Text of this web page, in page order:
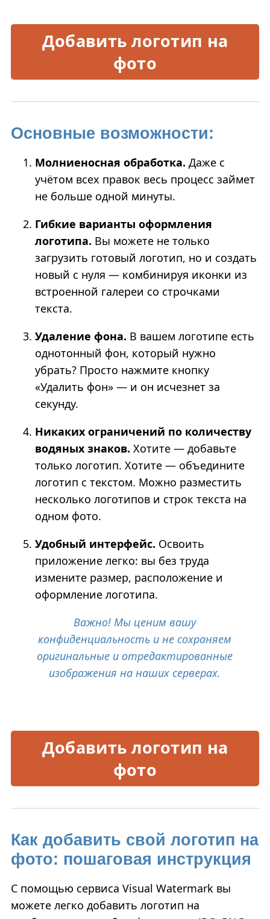
Добавить логотип на
фото
Основные возможности:
Молниеносная обработка. Даже с
учётом всех правок весь процесс займет
не больше одной минуты.
Гибкие варианты оформления
логотипа. Вы можете не только
загрузить готовый логотип, но и создать
новый с нуля — комбинируя иконки из
встроенной галереи со строчками
текста.
Удаление фона. В вашем логотипе есть
однотонный фон, который нужно
убрать? Просто нажмите кнопку
«Удалить фон» — и он исчезнет за
секунду.
Никаких ограничений по количеству
водяных знаков. Хотите — добавьте
только логотип. Хотите — объедините
логотип с текстом. Можно разместить
несколько логотипов и строк текста на
одном фото.
Удобный интерфейс. Освоить
приложение легко: вы без труда
измените размер, расположение и
оформление логотипа.
Важно! Мы ценим вашу
конфиденциальность и не сохраняем
оригинальные и отредактированные
изображения на наших серверах.
Добавить логотип на
фото
Как добавить свой логотип на
фото: пошаговая инструкция
С помощью сервиса Visual Watermark вы
можете легко добавить логотип на